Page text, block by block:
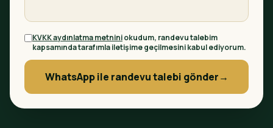
KVKK aydınlatma metniniokudum, randevu talebim
kapsamında tarafımla iletişime geçilmesini kabul ediyorum.
WhatsApp ile randevu talebi gönder→